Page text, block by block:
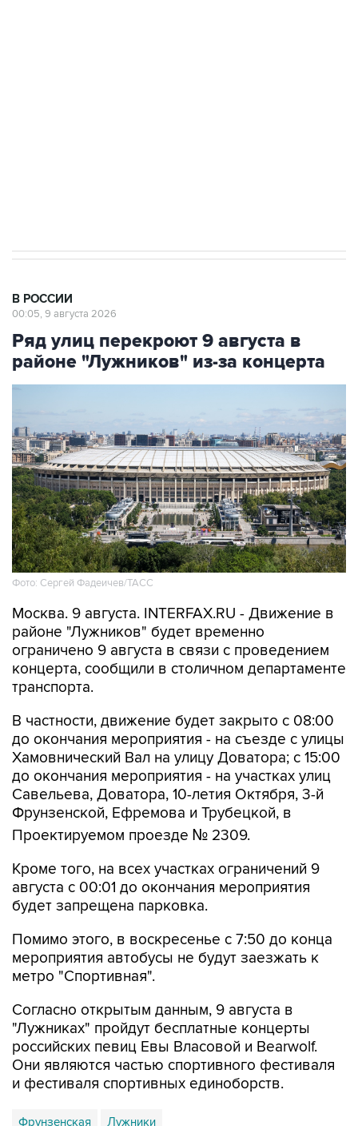
В РОССИИ
00:05, 9 августа 2026
Ряд улиц перекроют 9 августа в
районе "Лужников" из-за концерта
Фото: Сергей Фадеичев/ТАСС
Москва. 9 августа. INTERFAX.RU - Движение в
районе "Лужников" будет временно
ограничено 9 августа в связи с проведением
концерта, сообщили в столичном департаменте
транспорта.
В частности, движение будет закрыто с 08:00
до окончания мероприятия - на съезде с улицы
Хамовнический Вал на улицу Доватора; с 15:00
до окончания мероприятия - на участках улиц
Савельева, Доватора, 10-летия Октября, 3-й
Фрунзенской, Ефремова и Трубецкой, в
Проектируемом проезде № 2309.
Кроме того, на всех участках ограничений 9
августа с 00:01 до окончания мероприятия
будет запрещена парковка.
Помимо этого, в воскресенье с 7:50 до конца
мероприятия автобусы не будут заезжать к
метро "Спортивная".
Согласно открытым данным, 9 августа в
"Лужниках" пройдут бесплатные концерты
российских певиц Евы Власовой и Bearwolf.
Они являются частью спортивного фестиваля
и фестиваля спортивных единоборств.
Фрунзенская Лужники